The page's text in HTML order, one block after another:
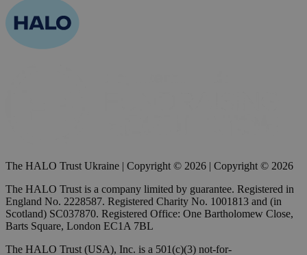
The HALO Trust Ukraine | Copyright © 2026 | Copyright © 2026
The HALO Trust is a company limited by guarantee. Registered in
England No. 2228587. Registered Charity No. 1001813 and (in
Scotland) SC037870. Registered Office: One Bartholomew Close,
Barts Square, London EC1A 7BL
The HALO Trust (USA), Inc. is a 501(c)(3) not-for-